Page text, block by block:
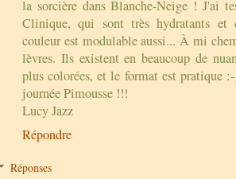
la sorcière dans Blanche-Neige ! J'ai
Clinique, qui sont très hydratants et
couleur est modulable aussi... À mi
lèvres. Ils existent en beaucoup de
plus colorées, et le format est pratique
journée Pimousse !!!
Lucy Jazz
Répondre
Réponses